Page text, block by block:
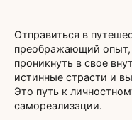
Отправиться в
преображающий опыт,
проникнуть в свое
истинные страсти и
Это путь к
самореализации.